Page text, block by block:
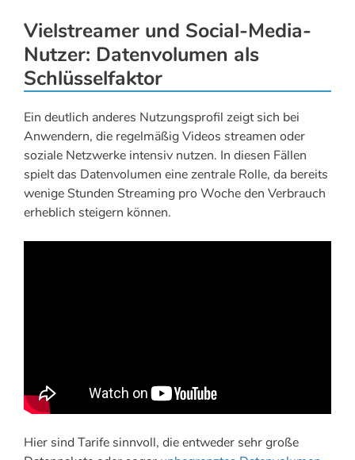
Vielstreamer und Social-Media-
Nutzer: Datenvolumen als
Schlüsselfaktor
Ein deutlich anderes Nutzungsprofil zeigt sich bei
Anwendern, die regelmäßig Videos streamen oder
soziale Netzwerke intensiv nutzen. In diesen Fällen
spielt das Datenvolumen eine zentrale Rolle, da bereits
wenige Stunden Streaming pro Woche den Verbrauch
erheblich steigern können.
Hier sind Tarife sinnvoll, die entweder sehr große